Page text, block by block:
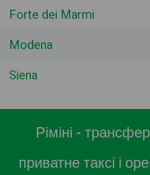
Forte dei Marmi
Modena
Siena
Ріміні -
приватне таксі і